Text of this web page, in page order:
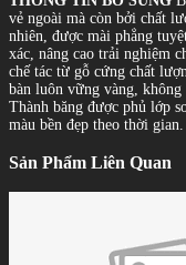
vẻ ngoài mà còn bởi chất
nhiên, được mài phẳng
xác, nâng cao trải nghiệm
chế tác từ gỗ cứng chất
bàn luôn vững vàng, không
Thành băng được phủ lớp
màu bền đẹp theo thời gian.
Sản Phẩm Liên Quan